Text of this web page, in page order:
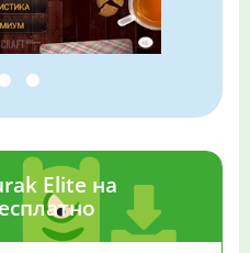
Elite на